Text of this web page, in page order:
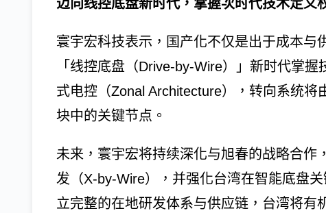
迈向线控底盘新时代，掌握次时代技术定义
寰宇宏科技表示，国产化不仅是出于成本与
「线控底盘（Drive-by-Wire）」新时代掌
式电控（Zonal Architecture），转向系统
块中的关键节点。
未来，寰宇宏将持续深化与旭春的战略合作
发（X-by-Wire），并强化台湾在智能底盘
立完整的在地研发体系与供应链，台湾将有